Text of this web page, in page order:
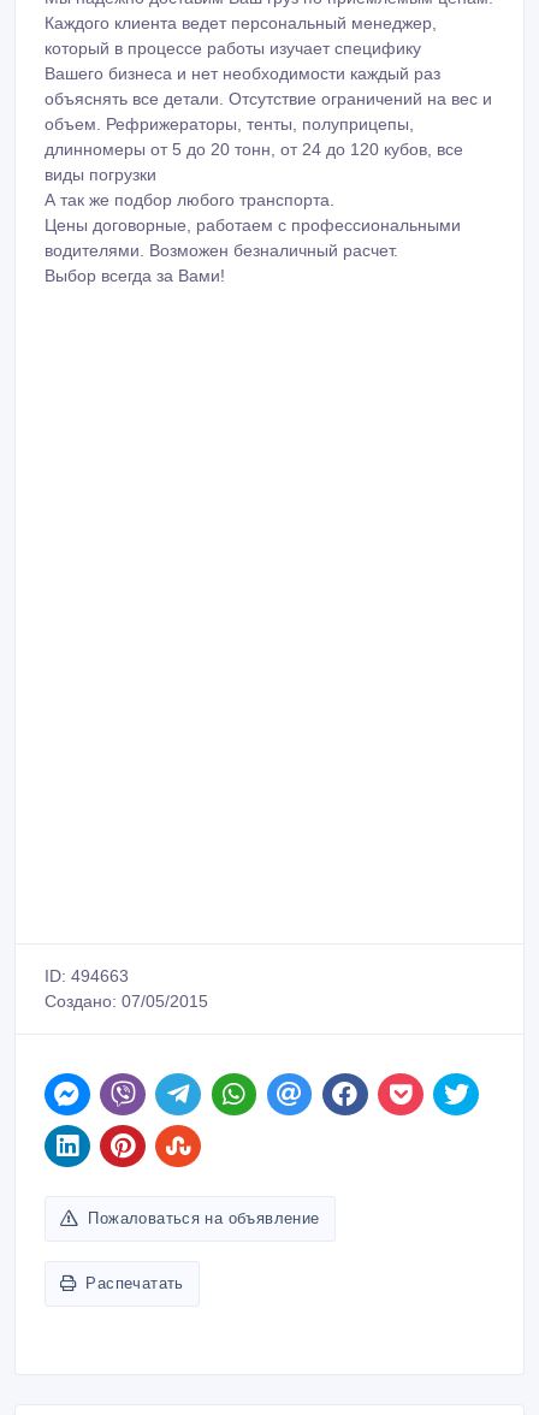
Каждого клиента ведет персональный менеджер,
который в процессе работы изучает специфику
Вашего бизнеса и нет необходимости каждый раз
объяснять все детали. Отсутствие ограничений на вес и
объем. Рефрижераторы, тенты, полуприцепы,
длинномеры от 5 до 20 тонн, от 24 до 120 кубов, все
виды погрузки
А так же подбор любого транспорта.
Цены договорные, работаем с профессиональными
водителями. Возможен безналичный расчет.
Выбор всегда за Вами!
ID: 494663
Создано: 07/05/2015
Пожаловаться на объявление
Распечатать